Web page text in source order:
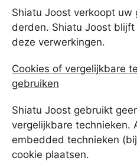
Shiatu Joost verkoopt uw
derden. Shiatu Joost
deze verwerkingen.
Cookies of vergelijkbare
gebruiken
Shiatu Joost gebruikt
vergelijkbare technieken.
embedded technieken
cookie plaatsen.